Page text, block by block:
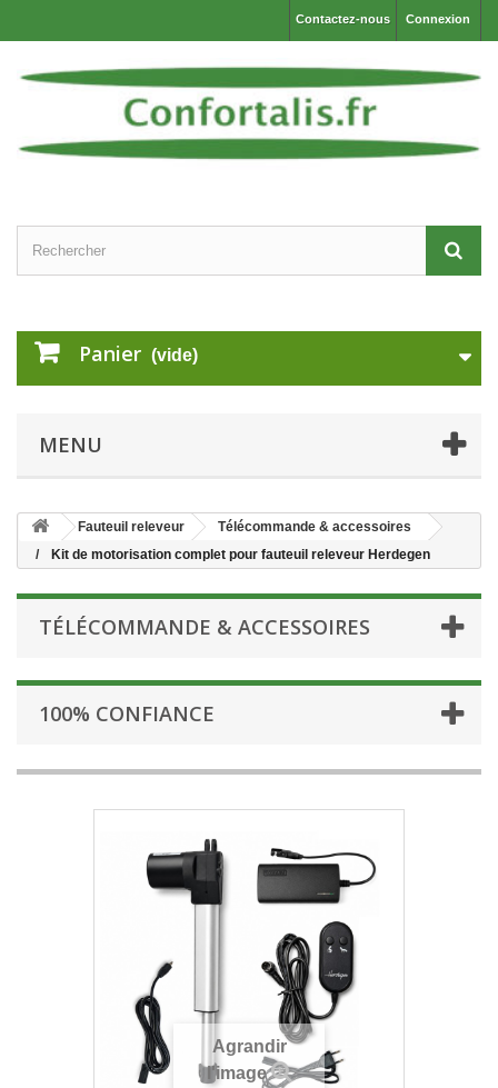
Connexion
Contactez-nous
Panier (vide)
MENU
Fauteuil releveur
Télécommande & accessoires
Kit de motorisation complet pour fauteuil releveur Herdegen
TÉLÉCOMMANDE & ACCESSOIRES
100% CONFIANCE
Agrandir
l'image